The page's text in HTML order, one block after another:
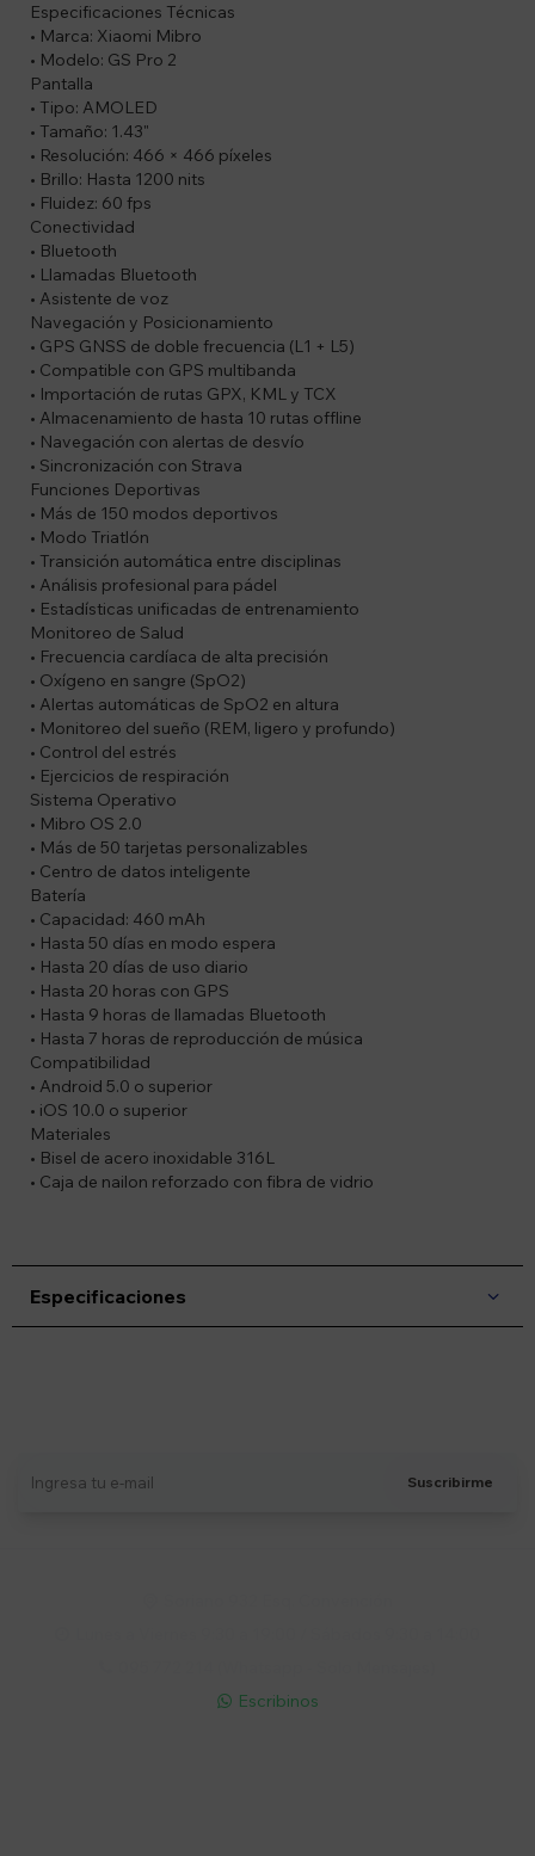
Especificaciones Técnicas
• Marca: Xiaomi Mibro
• Modelo: GS Pro 2
Pantalla
• Tipo: AMOLED
• Tamaño: 1.43"
• Resolución: 466 × 466 píxeles
• Brillo: Hasta 1200 nits
• Fluidez: 60 fps
Conectividad
• Bluetooth
• Llamadas Bluetooth
• Asistente de voz
Navegación y Posicionamiento
• GPS GNSS de doble frecuencia (L1 + L5)
• Compatible con GPS multibanda
• Importación de rutas GPX, KML y TCX
• Almacenamiento de hasta 10 rutas offline
• Navegación con alertas de desvío
• Sincronización con Strava
Funciones Deportivas
• Más de 150 modos deportivos
• Modo Triatlón
• Transición automática entre disciplinas
• Análisis profesional para pádel
• Estadísticas unificadas de entrenamiento
Monitoreo de Salud
• Frecuencia cardíaca de alta precisión
• Oxígeno en sangre (SpO2)
• Alertas automáticas de SpO2 en altura
• Monitoreo del sueño (REM, ligero y profundo)
• Control del estrés
• Ejercicios de respiración
Sistema Operativo
• Mibro OS 2.0
• Más de 50 tarjetas personalizables
• Centro de datos inteligente
Batería
• Capacidad: 460 mAh
• Hasta 50 días en modo espera
• Hasta 20 días de uso diario
• Hasta 20 horas con GPS
• Hasta 9 horas de llamadas Bluetooth
• Hasta 7 horas de reproducción de música
Compatibilidad
• Android 5.0 o superior
• iOS 10.0 o superior
Materiales
• Bisel de acero inoxidable 316L
• Caja de nailon reforzado con fibra de vidrio
Especificaciones
Suscribirme
 Escribinos